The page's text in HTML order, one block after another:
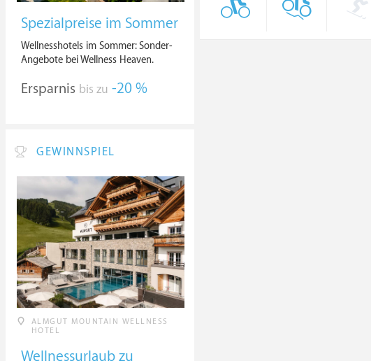
Spezialpreise im Sommer
Wellnesshotels im Sommer: Sonder-
Angebote bei Wellness Heaven.
Ersparnis bis zu -20 %
GEWINNSPIEL
ALMGUT MOUNTAIN WELLNESS
HOTEL
Wellnessurlaub zu